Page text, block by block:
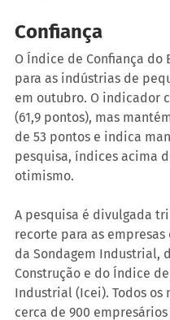
Confiança
O Índice de Confiança
para as indústrias de
em outubro. O indicador
(61,9 pontos), mas
de 53 pontos e indica
pesquisa, índices acima
otimismo.
A pesquisa é divulgada
recorte para as
da Sondagem Industrial,
Construção e do Índice
Industrial (Icei). Todos os
cerca de 900